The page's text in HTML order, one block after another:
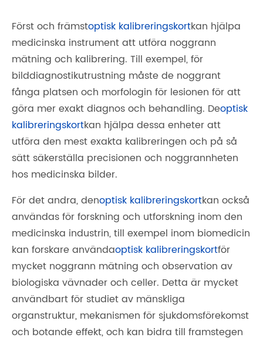
Först och främstoptisk kalibreringskortkan hjälpa
medicinska instrument att utföra noggrann
mätning och kalibrering. Till exempel, för
bilddiagnostikutrustning måste de noggrant
fånga platsen och morfologin för lesionen för att
göra mer exakt diagnos och behandling. Deoptisk
kalibreringskortkan hjälpa dessa enheter att
utföra den mest exakta kalibreringen och på så
sätt säkerställa precisionen och noggrannheten
hos medicinska bilder.
För det andra, denoptisk kalibreringskortkan också
användas för forskning och utforskning inom den
medicinska industrin, till exempel inom biomedicin
kan forskare användaoptisk kalibreringskortför
mycket noggrann mätning och observation av
biologiska vävnader och celler. Detta är mycket
användbart för studiet av mänskliga
organstruktur, mekanismen för sjukdomsförekomst
och botande effekt, och kan bidra till framstegen